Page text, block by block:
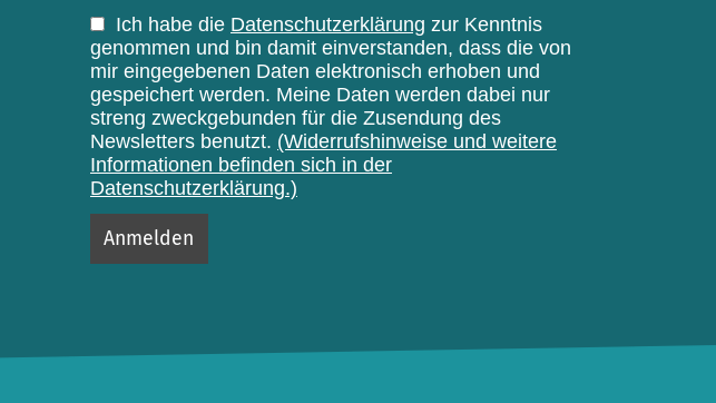
Ich habe die Datenschutzerklärung zur Kenntnis
genommen und bin damit einverstanden, dass die von
mir eingegebenen Daten elektronisch erhoben und
gespeichert werden. Meine Daten werden dabei nur
streng zweckgebunden für die Zusendung des
Newsletters benutzt. (Widerrufshinweise und weitere
Informationen befinden sich in der
Datenschutzerklärung.)